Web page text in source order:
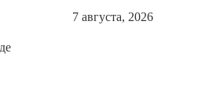
7 августа, 2026